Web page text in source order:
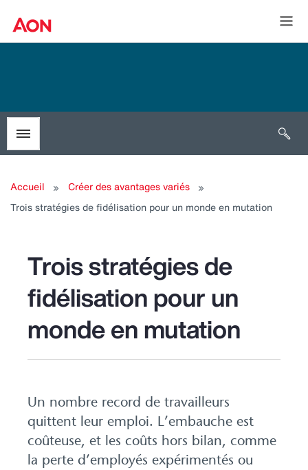
Toggle menubar
Accueil
Créer des avantages variés
Trois stratégies de fidélisation pour un monde en mutation
Trois stratégies de
fidélisation pour un
monde en mutation
Un nombre record de travailleurs
quittent leur emploi. L’embauche est
coûteuse, et les coûts hors bilan, comme
la perte d’employés expérimentés ou